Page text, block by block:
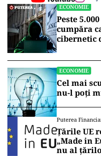
ECONOMIE
Peste
cumpăra
cibernetic
ECONOMIE
Cel mai
nu-l poți
Puterea
Țările UE
„Made in
nu al